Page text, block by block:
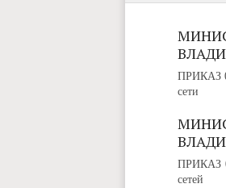
ПРИКАЗ
сети
ПРИКАЗ
сетей